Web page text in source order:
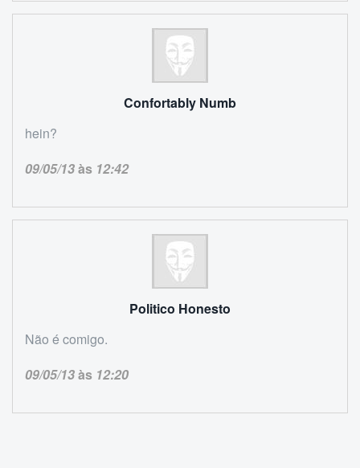
Confortably Numb
hein?
09/05/13às 12:42
Politico Honesto
Não é comigo.
09/05/13às 12:20